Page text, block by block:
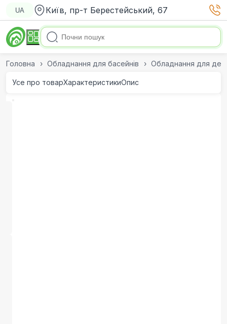
UA Київ, пр-т Берестейський, 67
Головна Обладнання для басейнів Обладнання для
Усе про товарХарактеристикиОпис